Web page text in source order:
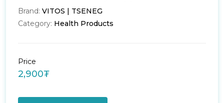
Brand: VITOS | TSENEG
Category: Health Products
Price
2,900₮